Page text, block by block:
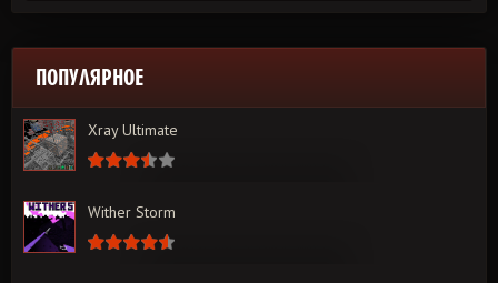
ПОПУЛЯРНОЕ
Xray Ultimate
Wither Storm